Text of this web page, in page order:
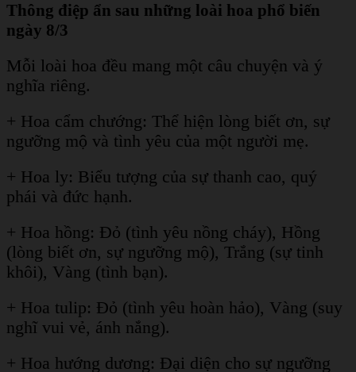
Thông điệp ẩn sau những loài hoa phổ biến
ngày 8/3
Mỗi loài hoa đều mang một câu chuyện và ý
nghĩa riêng.
+ Hoa cẩm chướng: Thể hiện lòng biết ơn, sự
ngưỡng mộ và tình yêu của một người mẹ.
+ Hoa ly: Biểu tượng của sự thanh cao, quý
phái và đức hạnh.
+ Hoa hồng: Đỏ (tình yêu nồng cháy), Hồng
(lòng biết ơn, sự ngưỡng mộ), Trắng (sự tinh
khôi), Vàng (tình bạn).
+ Hoa tulip: Đỏ (tình yêu hoàn hảo), Vàng (suy
nghĩ vui vẻ, ánh nắng).
+ Hoa hướng dương: Đại diện cho sự ngưỡng